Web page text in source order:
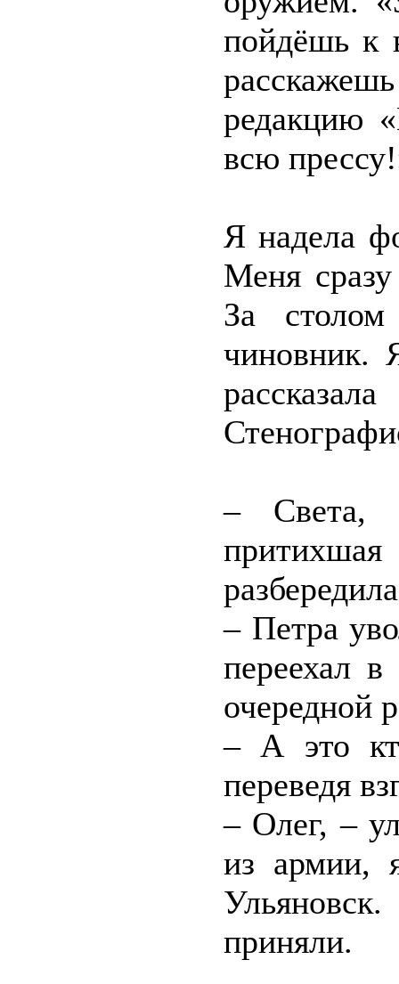
пойдёшь к
редакцию
всю
Я надела
Меня
За
чиновник.
– Света,
– Петра
переехал
очередной
– А это
переведя
– Олег, –
из армии,
приняли.